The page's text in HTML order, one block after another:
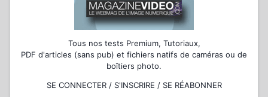
Tous nos tests Premium, Tutoriaux,
PDF d'articles (sans pub) et fichiers natifs de caméras ou de
boîtiers photo.
SE CONNECTER / S'INSCRIRE / SE RÉABONNER